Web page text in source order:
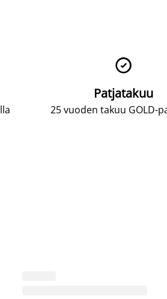

Patjatakuu
25 vuoden takuu GOLD-